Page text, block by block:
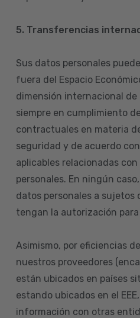
5. Transferencias
Sus datos personales
fuera del Espacio
dimensión internacional de
siempre en cumplimiento
contractuales en materia
seguridad y de acuerdo
aplicables relacionadas
personales. En ningún
datos personales a sujetos
tengan la autorización
Asimismo, por eficiencias
nuestros proveedores
están ubicados en países
estando ubicados en el
información con otras